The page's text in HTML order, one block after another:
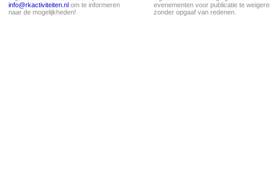
info@rkactiviteiten.nl om te informeren
naar de mogelijkheden!
evenementen voor publicatie te
zonder opgaaf van redenen.